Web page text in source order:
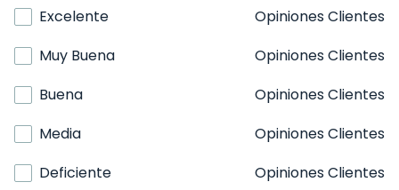
Excelente
Opiniones Clientes
Muy Buena
Opiniones Clientes
Buena
Opiniones Clientes
Media
Opiniones Clientes
Deficiente
Opiniones Clientes